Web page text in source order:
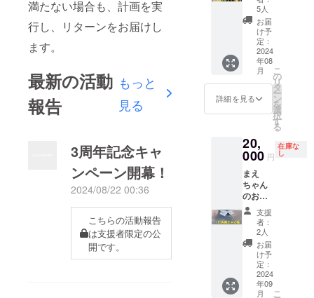
満たない場合も、計画を実
行し、リターンをお届けし
ます。
最新の活動
報告
もっと
見る
3周年記念キャ
ンペーン開幕！
2024/08/22 00:36
こちらの活動報告
は支援者限定の公
開です。
ナーと
第三者
（支援
者を含
む）と
の間の
雇用関
立させ
ること
ん。 ま
た、プ
ロジェ
クト
オー
ナー以
外の第
三者
（支援
者を含
む）が
当事者
となる
雇用関
様以外
のご使
用は出
来ませ
ん。
期間中
に使用
致しま
すが、
余った
場合は
通常営
業でも
使用さ
※スポン
サー様
のお名
前掲示
はキャ
ンペー
ン期間
中のみ
となり
ます。
※支援
時、必
ず備考
欄に掲
のスポ
ンサー
になれ
る権利
です！
スポン
サー様
のお名
前を樽
に貼
り、感
がら提
供させ
ていた
だきま
す！ ※
基本は
キャン
ペーン
期間中
に使用
致しま
すが、
余った
場合は
5人
お届
け予
定：
2024
年08
月
詳細を見る
こ
の
リ
タ
ー
ン
を
選
択
す
る
20,
000 円
在庫な
し
まえ
ちゃん
のお店
で1日店
長が出
来る権
利で
す！ 調
理・提
供は基
本的に
支援
者：
2人
お届
け予
定：
2024
年09
月
こ